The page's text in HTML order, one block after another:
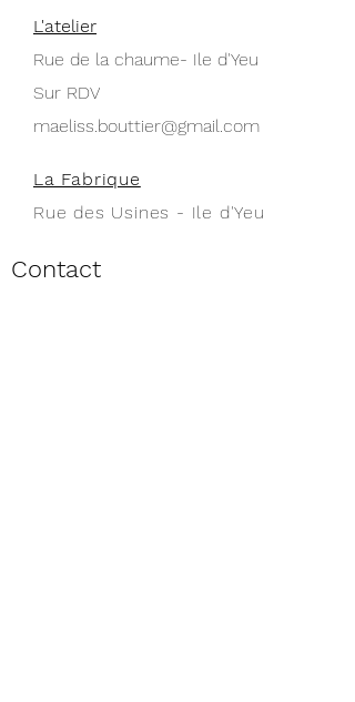
L'atelier
Rue de la chaume- Ile d'Yeu
Sur RDV
maeliss.bouttier@gmail.com
La Fabrique
Rue des Usines - Ile d'Yeu
Contact